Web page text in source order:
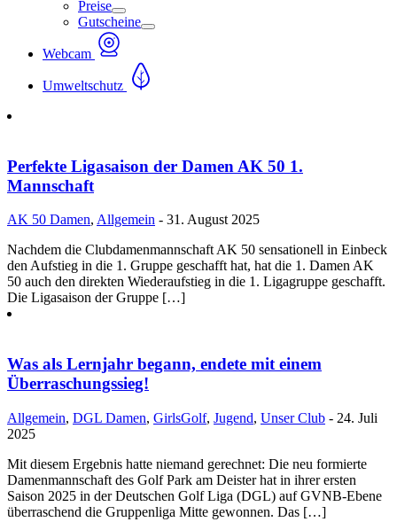
Preise
Gutscheine
Webcam
Umweltschutz
Perfekte Ligasaison der Damen AK 50 1.
Mannschaft
AK 50 Damen, Allgemein - 31. August 2025
Nachdem die Clubdamenmannschaft AK 50 sensationell in Einbeck
den Aufstieg in die 1. Gruppe geschafft hat, hat die 1. Damen AK
50 auch den direkten Wiederaufstieg in die 1. Ligagruppe geschafft.
Die Ligasaison der Gruppe […]
Was als Lernjahr begann, endete mit einem
Überraschungssieg!
Allgemein, DGL Damen, GirlsGolf, Jugend, Unser Club - 24. Juli
2025
Mit diesem Ergebnis hatte niemand gerechnet: Die neu formierte
Damenmannschaft des Golf Park am Deister hat in ihrer ersten
Saison 2025 in der Deutschen Golf Liga (DGL) auf GVNB-Ebene
überraschend die Gruppenliga Mitte gewonnen. Das […]